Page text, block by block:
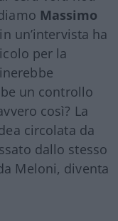
Massimo
un’intervista ha
per la
un controllo
così? La
circolata da
dallo stesso
Meloni, diventa